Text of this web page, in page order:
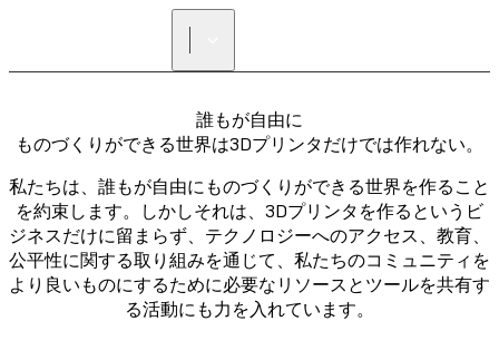
誰もが自由に
ものづくりができる世界は3Dプリンタだけでは作れない。
私たちは、誰もが自由にものづくりができる世界を作ること
を約束します。しかしそれは、3Dプリンタを作るというビ
ジネスだけに留まらず、テクノロジーへのアクセス、教育、
公平性に関する取り組みを通じて、私たちのコミュニティを
より良いものにするために必要なリソースとツールを共有す
る活動にも力を入れています。